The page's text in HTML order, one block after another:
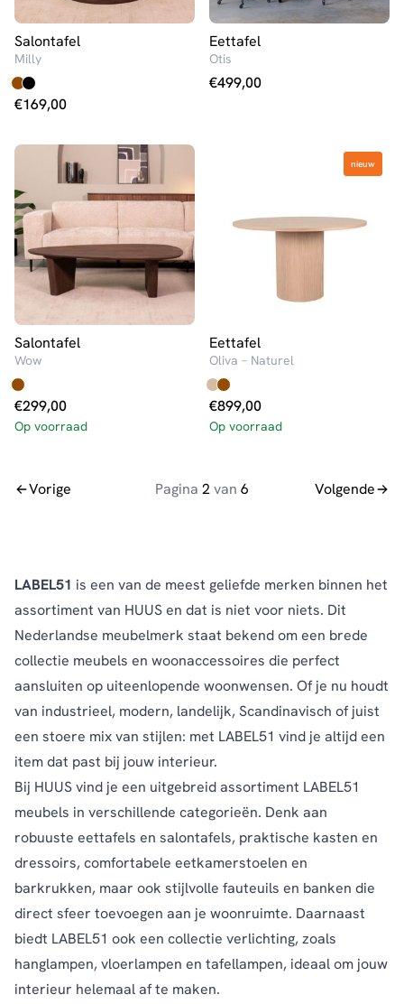
Salontafel
Milly
€169,00
Eettafel
Otis
€499,00
Salontafel
Wow
€299,00
Op voorraad
nieuw
nieuw
Eettafel
Oliva – Naturel
€899,00
Op voorraad
Vorige Pagina 2van 6 Volgende
LABEL51 is een van de meest geliefde merken binnen het
assortiment van HUUS en dat is niet voor niets. Dit
Nederlandse meubelmerk staat bekend om een brede
collectie meubels en woonaccessoires die perfect
aansluiten op uiteenlopende woonwensen. Of je nu houdt
van industrieel, modern, landelijk, Scandinavisch of juist
een stoere mix van stijlen: met LABEL51 vind je altijd een
item dat past bij jouw interieur.
Bij HUUS vind je een uitgebreid assortiment LABEL51
meubels in verschillende categorieën. Denk aan
robuuste eettafels en salontafels, praktische kasten en
dressoirs, comfortabele eetkamerstoelen en
barkrukken, maar ook stijlvolle fauteuils en banken die
direct sfeer toevoegen aan je woonruimte. Daarnaast
biedt LABEL51 ook een collectie verlichting, zoals
hanglampen, vloerlampen en tafellampen, ideaal om jouw
interieur helemaal af te maken.